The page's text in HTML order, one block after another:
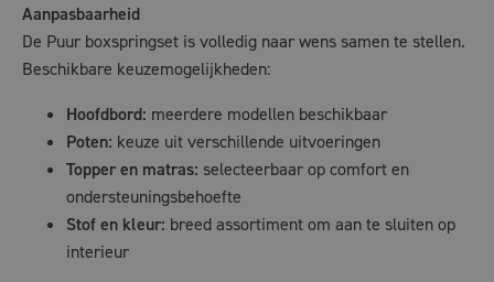
Aanpasbaarheid
De Puur boxspringset is volledig naar wens samen te stellen.
Beschikbare keuzemogelijkheden:
Hoofdbord: meerdere modellen beschikbaar
Poten: keuze uit verschillende uitvoeringen
Topper en matras: selecteerbaar op comfort en
ondersteuningsbehoefte
Stof en kleur: breed assortiment om aan te sluiten op
interieur